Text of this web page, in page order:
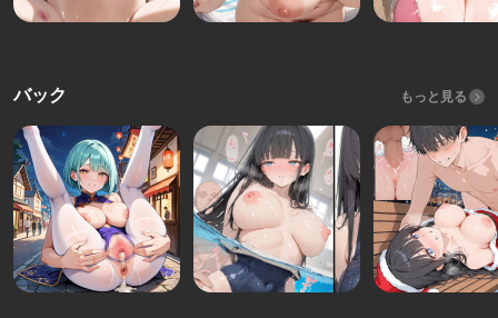
バック もっと見る